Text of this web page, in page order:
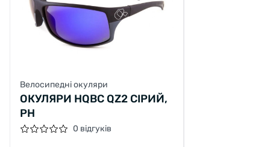
Велосипедні окуляри
ОКУЛЯРИ HQBC QZ2 СІРИЙ,
PH
0 відгуків